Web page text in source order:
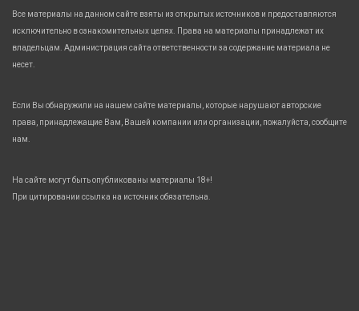
Все материалы на данном сайте взяты из открытых источников и предоставляются
исключительно в ознакомительных целях. Права на материалы принадлежат их
владельцам. Администрация сайта ответственности за содержание материала не
несет.
Если Вы обнаружили на нашем сайте материалы, которые нарушают авторские
права, принадлежащие Вам, Вашей компании или организации, пожалуйста, сообщите
нам.
На сайте могут быть опубликованы материалы 18+!
При цитировании ссылка на источник обязательна.